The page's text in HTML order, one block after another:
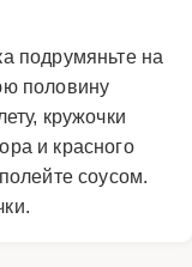
подрумяньте на
половину
кружочки
и красного
соусом.